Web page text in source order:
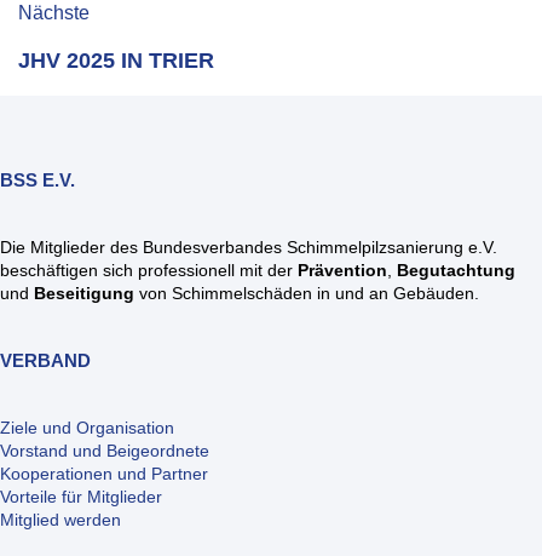
Nächste
JHV 2025 IN TRIER
BSS E.V.
Die Mitglieder des Bundesverbandes Schimmelpilzsanierung e.V.
beschäftigen sich professionell mit der Prävention, Begutachtung
und Beseitigung von Schimmelschäden in und an Gebäuden.
VERBAND
Ziele und Organisation
Vorstand und Beigeordnete
Kooperationen und Partner
Vorteile für Mitglieder
Mitglied werden